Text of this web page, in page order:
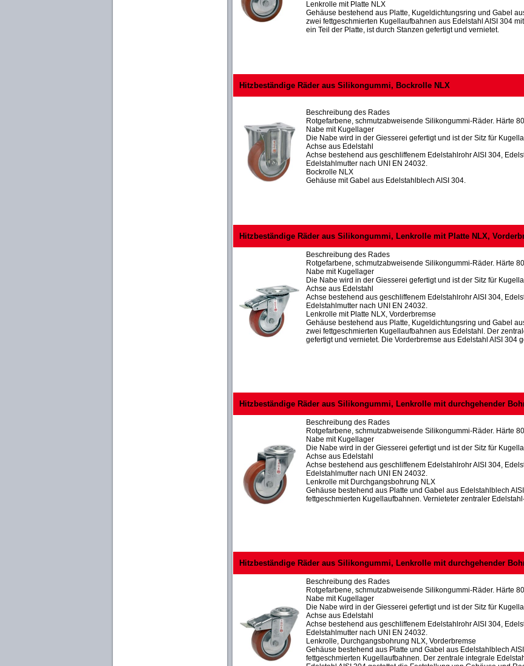
Lenkrolle mit Platte NLX
Gehäuse bestehend aus Platte, Kugeldichtungsring und Gabel
zwei fettgeschmierten Kugellaufbahnen aus Edelstahl AISI 304
ein Teil der Platte, ist durch Stanzen gefertigt und vernietet.
Hitzbeständige Räder aus Silikongummi, Bockrolle NLX
Beschreibung des Rades
Rotgefarbene, schmutzabweisende Silikongummi-Räder. Härte
Nabe mit Kugellager
Die Nabe wird in der Giesserei gefertigt und ist der Sitz für
Achse aus Edelstahl
Achse bestehend aus geschliffenem Edelstahlrohr AISI 304,
Edelstahlmutter nach UNI EN 24032.
Bockrolle NLX
Gehäuse mit Gabel aus Edelstahlblech AISI 304.
Hitzbeständige Räder aus Silikongummi, Lenkrolle mit Platte NLX,
Beschreibung des Rades
Rotgefarbene, schmutzabweisende Silikongummi-Räder. Härte
Nabe mit Kugellager
Die Nabe wird in der Giesserei gefertigt und ist der Sitz für
Achse aus Edelstahl
Achse bestehend aus geschliffenem Edelstahlrohr AISI 304,
Edelstahlmutter nach UNI EN 24032.
Lenkrolle mit Platte NLX, Vorderbremse
Gehäuse bestehend aus Platte, Kugeldichtungsring und Gabel
zwei fettgeschmierten Kugellaufbahnen aus Edelstahl. Der
gefertigt und vernietet. Die Vorderbremse aus Edelstahl AISI 304
Hitzbeständige Räder aus Silikongummi, Lenkrolle mit durchgehender
Beschreibung des Rades
Rotgefarbene, schmutzabweisende Silikongummi-Räder. Härte
Nabe mit Kugellager
Die Nabe wird in der Giesserei gefertigt und ist der Sitz für
Achse aus Edelstahl
Achse bestehend aus geschliffenem Edelstahlrohr AISI 304,
Edelstahlmutter nach UNI EN 24032.
Lenkrolle mit Durchgangsbohrung NLX
Gehäuse bestehend aus Platte und Gabel aus Edelstahlblech
fettgeschmierten Kugellaufbahnen. Vernieteter zentraler
Hitzbeständige Räder aus Silikongummi, Lenkrolle mit durchgehender
Beschreibung des Rades
Rotgefarbene, schmutzabweisende Silikongummi-Räder. Härte
Nabe mit Kugellager
Die Nabe wird in der Giesserei gefertigt und ist der Sitz für
Achse aus Edelstahl
Achse bestehend aus geschliffenem Edelstahlrohr AISI 304,
Edelstahlmutter nach UNI EN 24032.
Lenkrolle, Durchgangsbohrung NLX, Vorderbremse
Gehäuse bestehend aus Platte und Gabel aus Edelstahlblech
fettgeschmierten Kugellaufbahnen. Der zentrale integrale